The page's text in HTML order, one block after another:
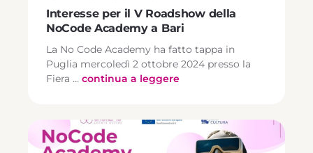
Interesse per il V Roadshow della
NoCode Academy a Bari
La No Code Academy ha fatto tappa in
Puglia mercoledì 2 ottobre 2024 presso la
Fiera … continua a leggere